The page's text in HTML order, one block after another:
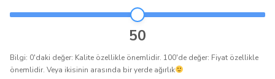
50
Bilgi: 0'daki değer: Kalite özellikle önemlidir. 100'de değer: Fiyat özellikle
önemlidir. Veya ikisinin arasında bir yerde ağırlık